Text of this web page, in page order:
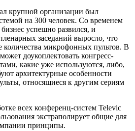
крупной организации был
на 300 человек. Со временем
успешно развился, и
заседаний выросло, что
количества микрофонных пультов. В
доукоплектовать конгресс-
какие уже используются, либо,
архитектурные особенности
относящиеся к другим сериям
всех конференц-систем Televic
экстраполирует общие для
принципы.